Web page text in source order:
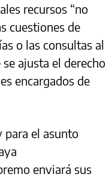
recursos “no
cuestiones de
o las consultas al
ajusta el derecho
encargados de
para el asunto
enviará sus